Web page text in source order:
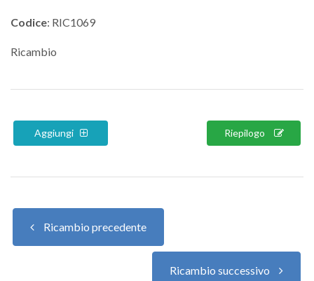
Codice: RIC1069
Ricambio
Aggiungi Riepilogo
Ricambio precedente
Ricambio successivo